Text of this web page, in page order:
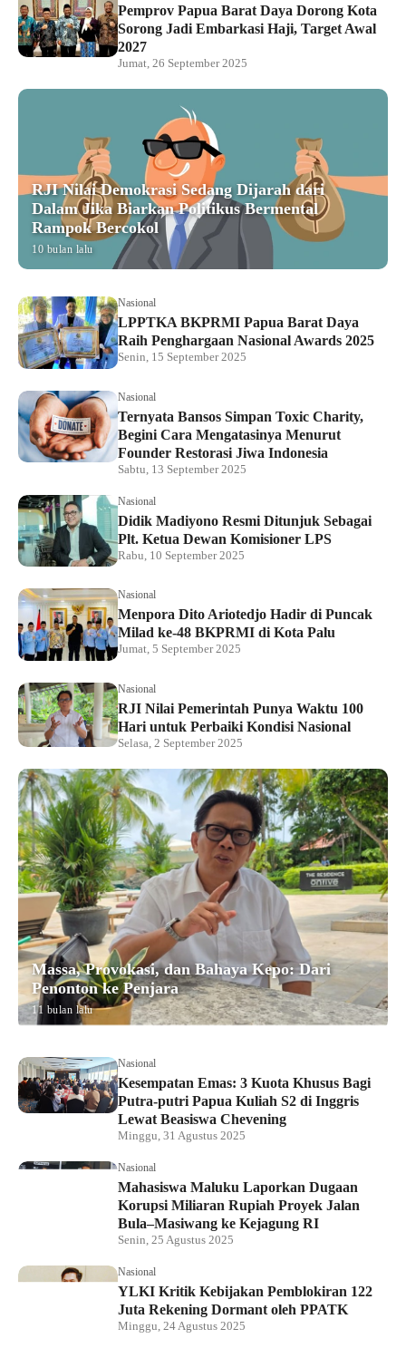
Pemprov Papua Barat Daya Dorong Kota
Sorong Jadi Embarkasi Haji, Target Awal
2027
Jumat, 26 September 2025
RJI Nilai Demokrasi Sedang Dijarah dari
Dalam Jika Biarkan Politikus Bermental
Rampok Bercokol
10 bulan lalu
Nasional
LPPTKA BKPRMI Papua Barat Daya
Raih Penghargaan Nasional Awards 2025
Senin, 15 September 2025
Nasional
Ternyata Bansos Simpan Toxic Charity,
Begini Cara Mengatasinya Menurut
Founder Restorasi Jiwa Indonesia
Sabtu, 13 September 2025
Nasional
Didik Madiyono Resmi Ditunjuk Sebagai
Plt. Ketua Dewan Komisioner LPS
Rabu, 10 September 2025
Nasional
Menpora Dito Ariotedjo Hadir di Puncak
Milad ke-48 BKPRMI di Kota Palu
Jumat, 5 September 2025
Nasional
RJI Nilai Pemerintah Punya Waktu 100
Hari untuk Perbaiki Kondisi Nasional
Selasa, 2 September 2025
Massa, Provokasi, dan Bahaya Kepo: Dari
Penonton ke Penjara
11 bulan lalu
Nasional
Kesempatan Emas: 3 Kuota Khusus Bagi
Putra-putri Papua Kuliah S2 di Inggris
Lewat Beasiswa Chevening
Minggu, 31 Agustus 2025
Nasional
Mahasiswa Maluku Laporkan Dugaan
Korupsi Miliaran Rupiah Proyek Jalan
Bula–Masiwang ke Kejagung RI
Senin, 25 Agustus 2025
Nasional
YLKI Kritik Kebijakan Pemblokiran 122
Juta Rekening Dormant oleh PPATK
Minggu, 24 Agustus 2025